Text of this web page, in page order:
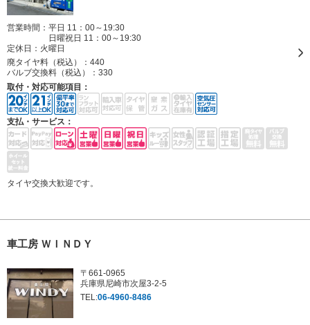
営業時間：平日 11：00～19:30
日曜祝日 11：00～19:30
定休日： 火曜日
廃タイヤ料（税込）： 440
バルブ交換料（税込）： 330
取付・対応可能項目：
支払・サービス：
タイヤ交換大歓迎です。
車工房 ＷＩＮＤＹ
〒661-0965
兵庫県尼崎市次屋3-2-5
TEL:06-4960-8486